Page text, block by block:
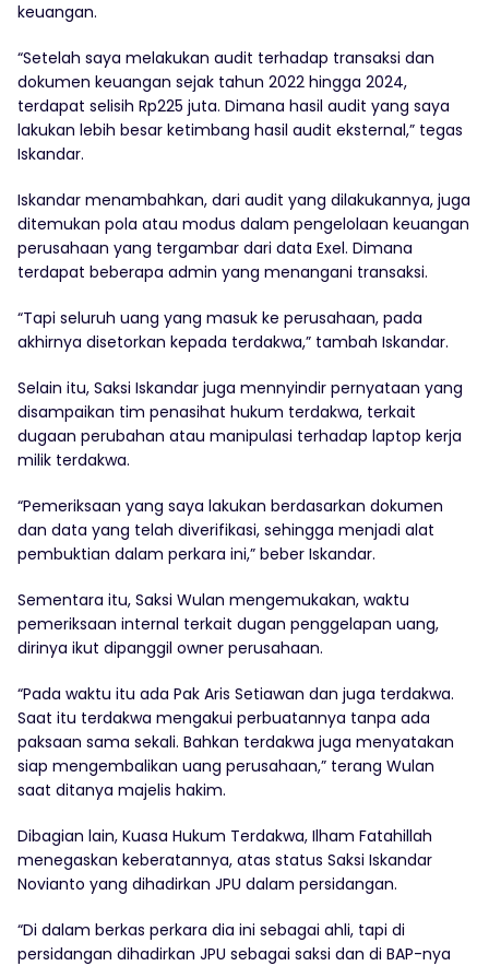
keuangan.
“Setelah saya melakukan audit terhadap transaksi dan
dokumen keuangan sejak tahun 2022 hingga 2024,
terdapat selisih Rp225 juta. Dimana hasil audit yang saya
lakukan lebih besar ketimbang hasil audit eksternal,” tegas
Iskandar.
Iskandar menambahkan, dari audit yang dilakukannya, juga
ditemukan pola atau modus dalam pengelolaan keuangan
perusahaan yang tergambar dari data Exel. Dimana
terdapat beberapa admin yang menangani transaksi.
“Tapi seluruh uang yang masuk ke perusahaan, pada
akhirnya disetorkan kepada terdakwa,” tambah Iskandar.
Selain itu, Saksi Iskandar juga mennyindir pernyataan yang
disampaikan tim penasihat hukum terdakwa, terkait
dugaan perubahan atau manipulasi terhadap laptop kerja
milik terdakwa.
“Pemeriksaan yang saya lakukan berdasarkan dokumen
dan data yang telah diverifikasi, sehingga menjadi alat
pembuktian dalam perkara ini,” beber Iskandar.
Sementara itu, Saksi Wulan mengemukakan, waktu
pemeriksaan internal terkait dugan penggelapan uang,
dirinya ikut dipanggil owner perusahaan.
“Pada waktu itu ada Pak Aris Setiawan dan juga terdakwa.
Saat itu terdakwa mengakui perbuatannya tanpa ada
paksaan sama sekali. Bahkan terdakwa juga menyatakan
siap mengembalikan uang perusahaan,” terang Wulan
saat ditanya majelis hakim.
Dibagian lain, Kuasa Hukum Terdakwa, Ilham Fatahillah
menegaskan keberatannya, atas status Saksi Iskandar
Novianto yang dihadirkan JPU dalam persidangan.
“Di dalam berkas perkara dia ini sebagai ahli, tapi di
persidangan dihadirkan JPU sebagai saksi dan di BAP-nya